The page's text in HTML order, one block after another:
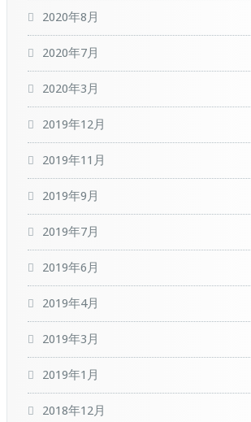
2020年8月
2020年7月
2020年3月
2019年12月
2019年11月
2019年9月
2019年7月
2019年6月
2019年4月
2019年3月
2019年1月
2018年12月